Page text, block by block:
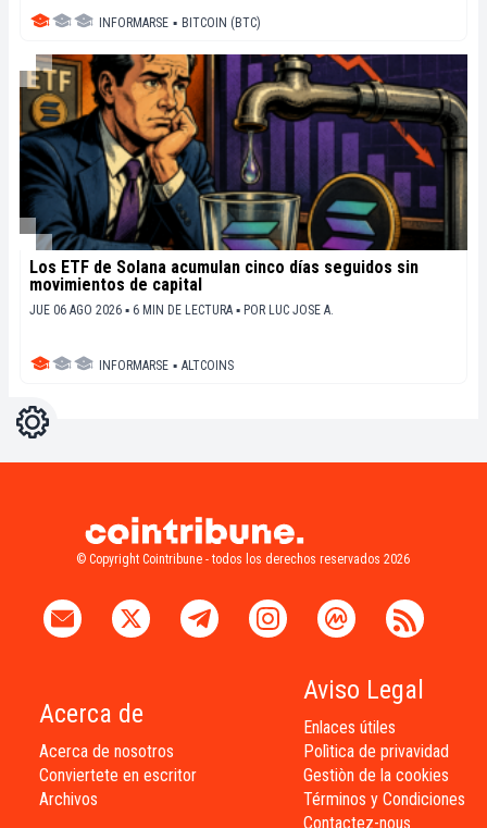
INFORMARSE ▪ BITCOIN (BTC)
Los ETF de Solana acumulan cinco días seguidos sin
movimientos de capital
JUE 06 AGO 2026 ▪ 6 MIN DE LECTURA ▪ POR LUC JOSE A.
INFORMARSE ▪ ALTCOINS
Ajustes
© Copyright Cointribune - todos los derechos reservados 2026
Acerca de
Acerca de nosotros
Conviertete en escritor
Archivos
Aviso Legal
Enlaces útiles
Polìtica de privavidad
Gestiòn de la cookies
Términos y Condiciones
Contactez-nous